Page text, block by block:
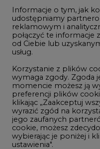
Gospodarka
Geopolityka
LTE450
Innowacje i AI
Telekomunikacja i IT
Handel emisjami
Wodór
Górnictwo
Informacje o tym, jak
udostępniamy
reklamowym i
połączyć te
od Ciebie lub
usług.
Korzystanie z plików
wymaga zgody. Zgoda
momencie możesz ją
preferencji plików
klikając „Zaakceptuj
wyrazić zgód na
jego zaufanych
cookie, możesz
wybierając je poniżej i
ustawienia".